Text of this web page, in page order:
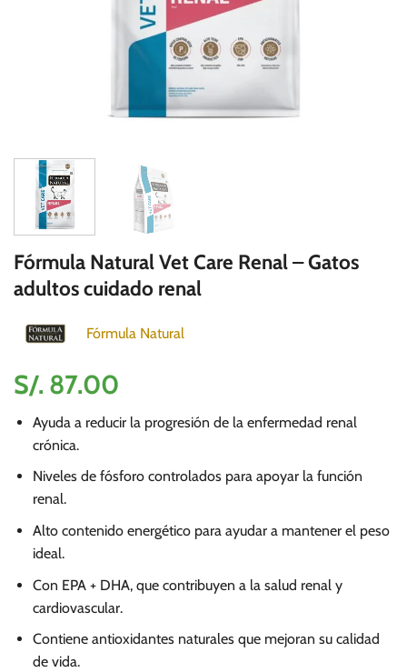
Fórmula Natural Vet Care Renal – Gatos
adultos cuidado renal
Fórmula Natural
S/. 87.00
Ayuda a reducir la progresión de la enfermedad renal
crónica.
Niveles de fósforo controlados para apoyar la función
renal.
Alto contenido energético para ayudar a mantener el peso
ideal.
Con EPA + DHA, que contribuyen a la salud renal y
cardiovascular.
Contiene antioxidantes naturales que mejoran su calidad
de vida.